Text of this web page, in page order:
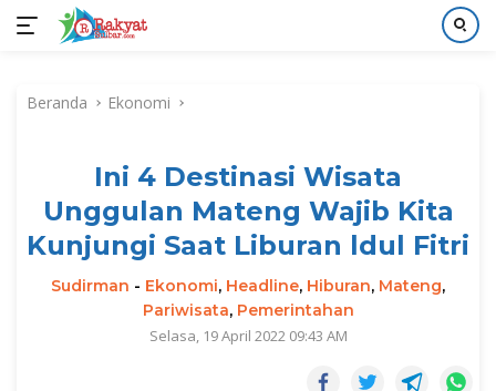
kontenBeranda Ekonomi
Ini 4 Destinasi Wisata
Unggulan Mateng Wajib Kita
Kunjungi Saat Liburan ldul Fitri
Sudirman - Ekonomi, Headline, Hiburan, Mateng,
Pariwisata, Pemerintahan
Selasa, 19 April 2022 09:43 AM